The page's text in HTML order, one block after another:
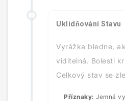
Uklidňování Stavu
Vyrážka bledne,
viditelná. Bolesti
Celkový stav se
Příznaky: Jemná